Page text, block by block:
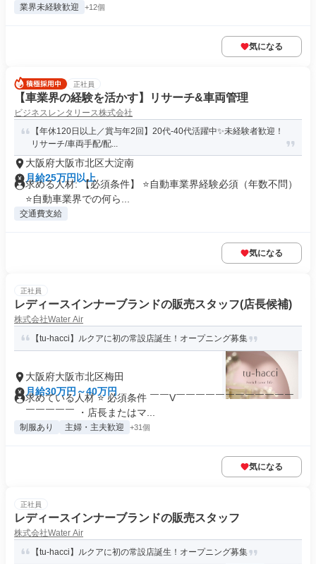
業界未経験歓迎 +12個
気になる
正社員
【車業界の経験を活かす】リサーチ&車両管理
ビジネスレンタリース株式会社
【年休120日以上／賞与年2回】20代-40代活躍中✨未経験者歓迎！
リサーチ/車両手配/配...
大阪府大阪市北区大淀南
月給25万円以上
求める人材: 【必須条件】 ⭐️自動車業界経験必須（年数不問）
⭐自動車業界での何ら...
交通費支給
気になる
正社員
レディースインナーブランドの販売スタッフ(店長候補)
株式会社Water Air
【tu-hacci】ルクアに初の常設店誕生！オープニング募集
大阪府大阪市北区梅田
月給30万円～40万円
求めている人材 ⭐ 必須条件 ￣￣V￣￣￣￣￣￣￣￣￣￣￣￣
￣￣￣￣￣ ・店長またはマ...
制服あり 主婦・主夫歓迎 +31個
気になる
正社員
レディースインナーブランドの販売スタッフ
株式会社Water Air
【tu-hacci】ルクアに初の常設店誕生！オープニング募集